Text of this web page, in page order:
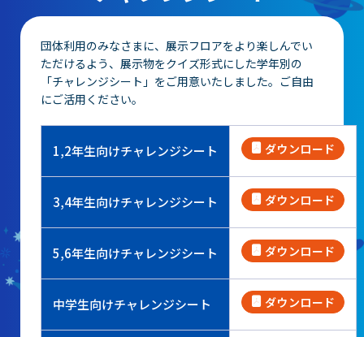
団体利用のみなさまに、展示フロアをより楽しんでい
ただけるよう、展示物をクイズ形式にした学年別の
「チャレンジシート」をご用意いたしました。ご自由
にご活用ください。
1,2年生向けチャレンジシート ダウンロード
3,4年生向けチャレンジシート ダウンロード
5,6年生向けチャレンジシート ダウンロード
中学生向けチャレンジシート ダウンロード